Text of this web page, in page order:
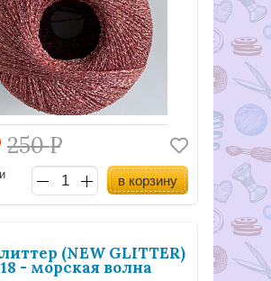
250Р
в корзину
(NEW GLITTER)
- морская волна